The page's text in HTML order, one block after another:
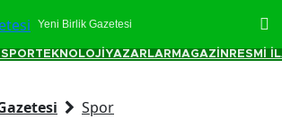
Yeni Birlik Gazetesi
SPORTEKNOLOJİ YAZARLAR MAGAZİN RESMİ
Spor